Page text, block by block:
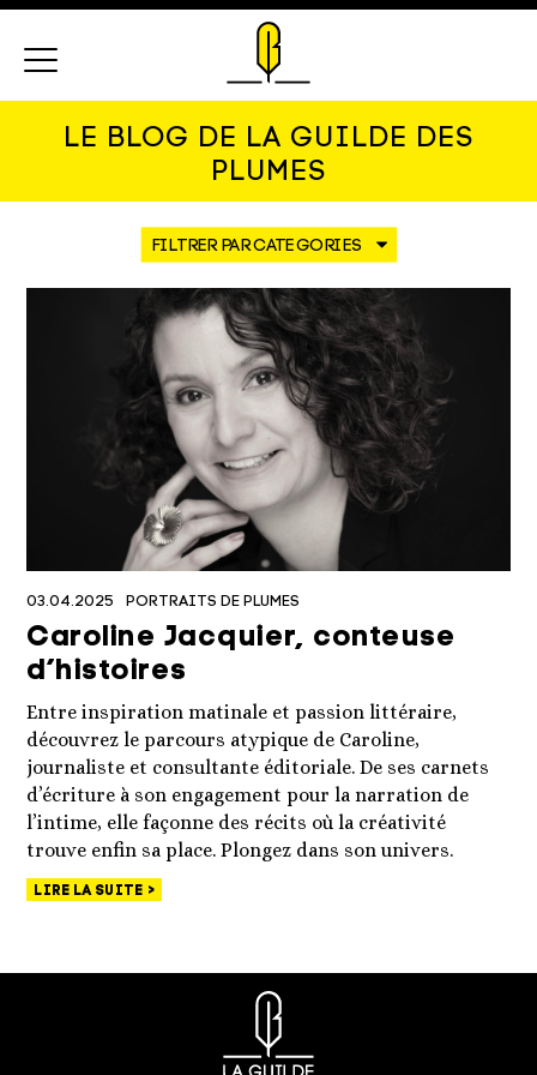
LE BLOG DE LA GUILDE DES
PLUMES
03.04.2025 PORTRAITS DE PLUMES
Caroline Jacquier, conteuse
d’histoires
Entre inspiration matinale et passion littéraire,
découvrez le parcours atypique de Caroline,
journaliste et consultante éditoriale. De ses carnets
d’écriture à son engagement pour la narration de
l’intime, elle façonne des récits où la créativité
trouve enfin sa place. Plongez dans son univers.
LIRE LA SUITE